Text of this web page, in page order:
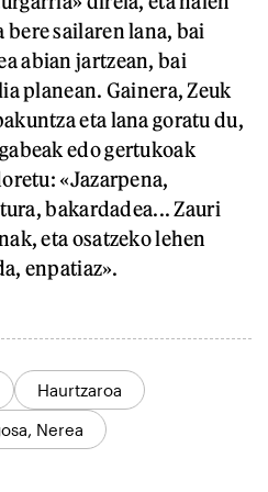
bere sailaren lana, bai
abian jartzean, bai
planean. Gainera, Zeuk
eta lana goratu du,
edo gertukoak
«Jazarpena,
bakardadea... Zauri
eta osatzeko lehen
enpatiaz».
Haurtzaroa
Nerea